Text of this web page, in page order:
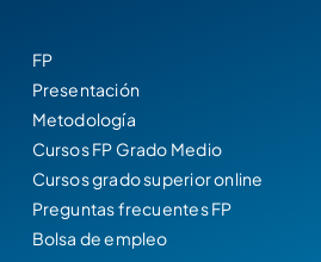
FP
Presentación
Metodología
Cursos FP Grado Medio
Cursos grado superior online
Preguntas frecuentes FP
Bolsa de empleo